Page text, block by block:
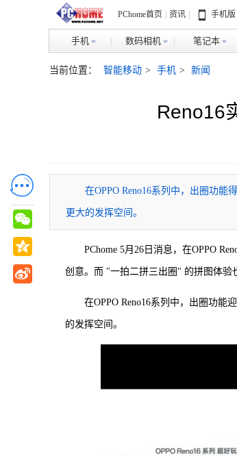
PChome首页 资讯 手机版
手机 数码相机 笔记本
当前位置： 智能移动 > 手机 > 新闻
Reno16
在OPPO Reno16系列中，出圈功
更大的发挥空间。
PChome 5月26日消息，在OPPO
创意。而 "一拍二拼三出圈" 的拼图体验
在OPPO Reno16系列中，出圈功
的发挥空间。